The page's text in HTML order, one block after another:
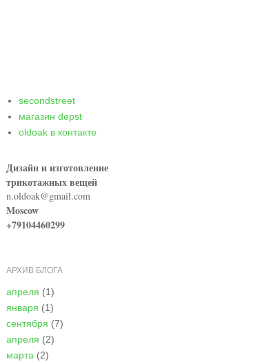
secondstreet
магазин depst
oldoak в контакте
Дизайн и изготовление
трикотажных вещей
n.oldoak@gmail.com
Moscow
+79104460299
АРХИВ БЛОГА
апреля (1)
января (1)
сентября (7)
апреля (2)
марта (2)